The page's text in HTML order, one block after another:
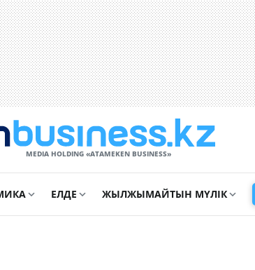
MEDIA HOLDING «ATAMEKЕN BUSINESS»
ЕЛДЕ ЖЫЛЖЫМАЙТЫН МҮЛІК